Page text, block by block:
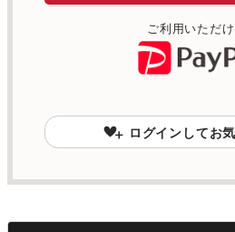
ご利用いただ
ログインしてお